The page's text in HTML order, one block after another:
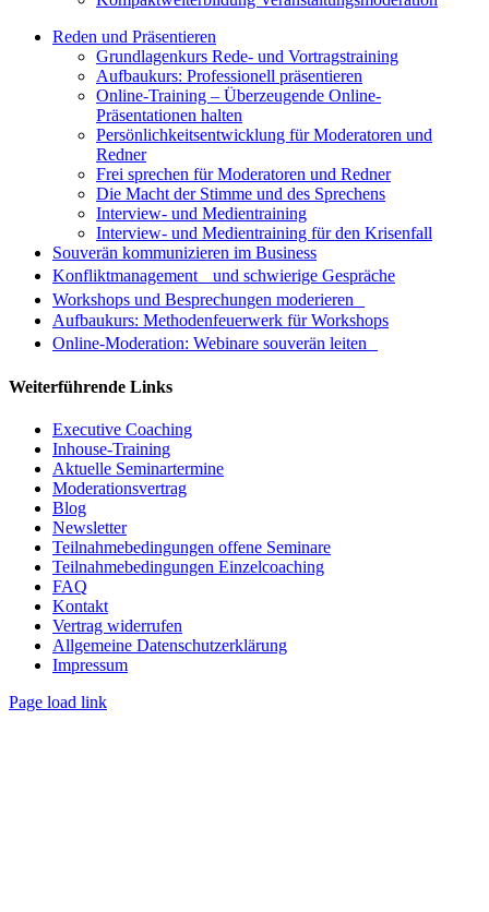
Reden und Präsentieren
Grundlagenkurs Rede- und Vortragstraining
Aufbaukurs: Professionell präsentieren
Online-Training – Überzeugende Online-
Präsentationen halten
Persönlichkeitsentwicklung für Moderatoren und
Redner
Frei sprechen für Moderatoren und Redner
Die Macht der Stimme und des Sprechens
Interview- und Medientraining
Interview- und Medientraining für den Krisenfall
Souverän kommunizieren im Business
Konfliktmanagement und schwierige Gespräche
Workshops und Besprechungen moderieren
Aufbaukurs: Methodenfeuerwerk für Workshops
Online-Moderation: Webinare souverän leiten
Weiterführende Links
Executive Coaching
Inhouse-Training
Aktuelle Seminartermine
Moderationsvertrag
Blog
Newsletter
Teilnahmebedingungen offene Seminare
Teilnahmebedingungen Einzelcoaching
FAQ
Kontakt
Vertrag widerrufen
Allgemeine Datenschutzerklärung
Impressum
Page load link